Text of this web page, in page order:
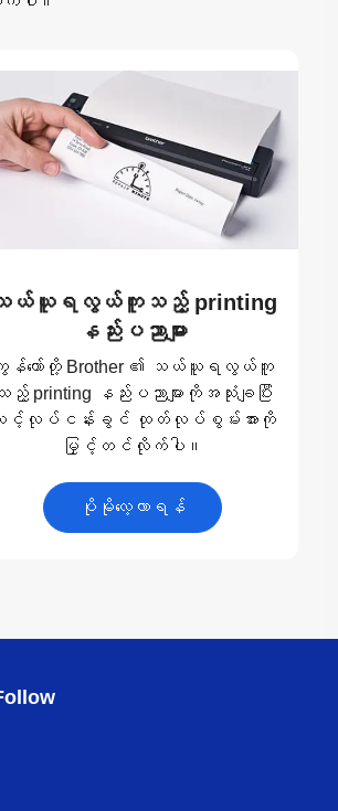
ယ်ယူရလွယ်ကူသည့် printing
နည်းပညာများ
ျွန်တော်တို့ Brother ၏ သယ်ယူရလွယ်ကူ
သည့် printing နည်းပညာများကိုအသုံးချပြီး
င့်လုပ်ငန်းခွင် ထုတ်လုပ်စွမ်းအားကို
မြှင့်တင်လိုက်ပါ။
ပိုမိုလေ့လာရန်